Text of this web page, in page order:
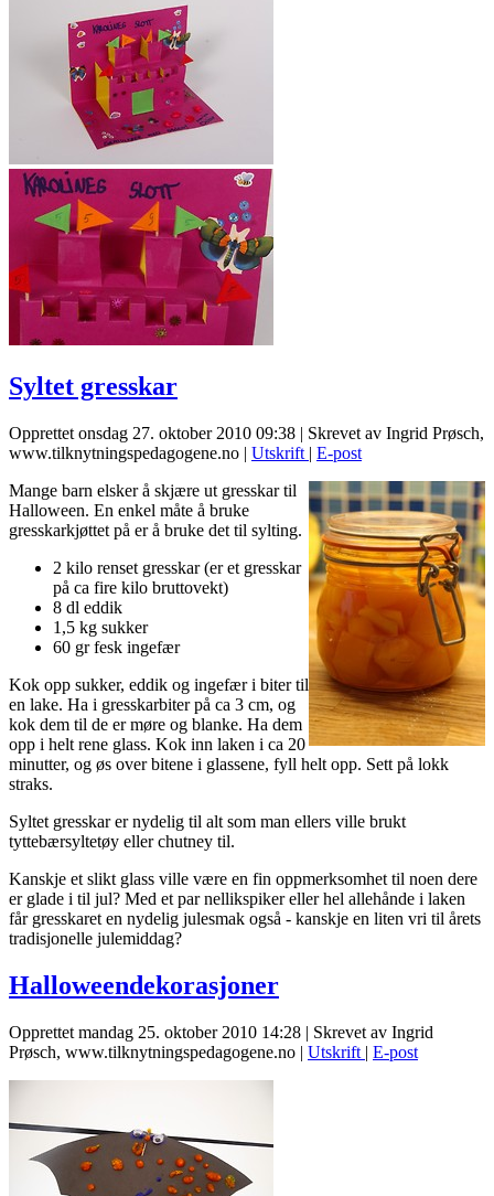
Syltet gresskar
Opprettet onsdag 27. oktober 2010 09:38 | Skrevet av Ingrid Prøsch,
www.tilknytningspedagogene.no | Utskrift | E-post
Mange barn elsker å skjære ut gresskar til
Halloween. En enkel måte å bruke
gresskarkjøttet på er å bruke det til sylting.
2 kilo renset gresskar (er et gresskar
på ca fire kilo bruttovekt)
8 dl eddik
1,5 kg sukker
60 gr fesk ingefær
Kok opp sukker, eddik og ingefær i biter til
en lake. Ha i gresskarbiter på ca 3 cm, og
kok dem til de er møre og blanke. Ha dem
opp i helt rene glass. Kok inn laken i ca 20
minutter, og øs over bitene i glassene, fyll helt opp. Sett på lokk
straks.
Syltet gresskar er nydelig til alt som man ellers ville brukt
tyttebærsyltetøy eller chutney til.
Kanskje et slikt glass ville være en fin oppmerksomhet til noen dere
er glade i til jul? Med et par nellikspiker eller hel allehånde i laken
får gresskaret en nydelig julesmak også - kanskje en liten vri til årets
tradisjonelle julemiddag?
Halloweendekorasjoner
Opprettet mandag 25. oktober 2010 14:28 | Skrevet av Ingrid
Prøsch, www.tilknytningspedagogene.no | Utskrift | E-post